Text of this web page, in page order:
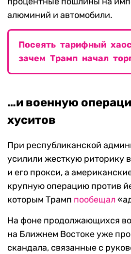
алюминий и автомобили.
Посеять тарифный
зачем Трамп начал
…и военную
хуситов
При республиканской
усилили жесткую риторику
и его прокси, а
крупную операцию против
которым Трамп пообещал
На фоне продолжающихся
на Ближнем Востоке уже
скандала, связанные с